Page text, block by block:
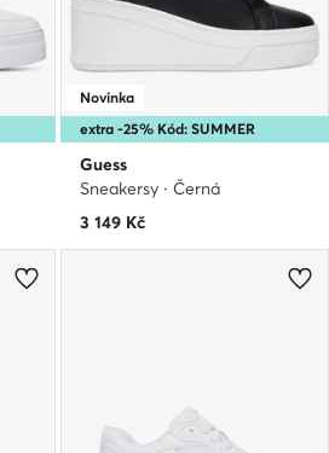
extra -25% Kód: SUMMER
Novinka
Guess
Sneakersy · Černá
3 149 Kč